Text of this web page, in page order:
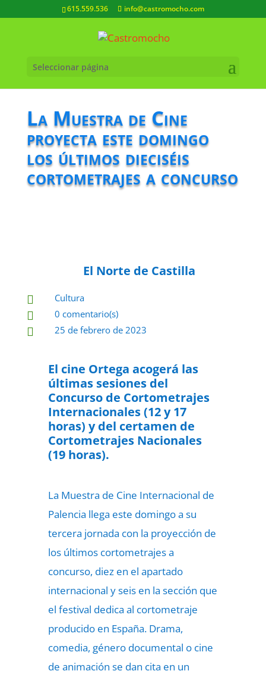
615.559.536 info@castromocho.com
Seleccionar página
La Muestra de Cine
proyecta este domingo
los últimos dieciséis
cortometrajes a concurso
El Norte de Castilla
 Cultura
 0 comentario(s)
 25 de febrero de 2023
El cine Ortega acogerá las
últimas sesiones del
Concurso de Cortometrajes
Internacionales (12 y 17
horas) y del certamen de
Cortometrajes Nacionales
(19 horas).
La Muestra de Cine Internacional de
Palencia llega este domingo a su
tercera jornada con la proyección de
los últimos cortometrajes a
concurso, diez en el apartado
internacional y seis en la sección que
el festival dedica al cortometraje
producido en España. Drama,
comedia, género documental o cine
de animación se dan cita en un